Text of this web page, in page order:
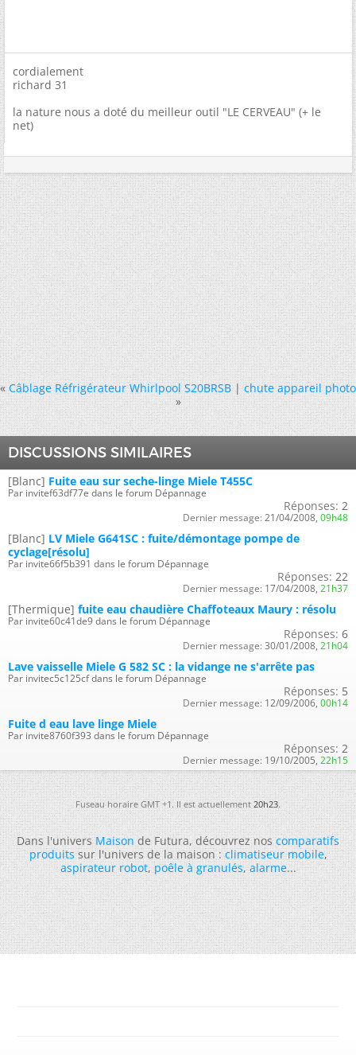
cordialement
richard 31
la nature nous a doté du meilleur outil "LE CERVEAU" (+ le
net)
« Câblage Réfrigérateur Whirlpool S20BRSB|chute appareil photo
»
DISCUSSIONS SIMILAIRES
[Blanc] Fuite eau sur seche-linge Miele T455C
Par invitef63df77e dans le forum Dépannage
Réponses: 2
Dernier message: 21/04/2008, 09h48
[Blanc] LV Miele G641SC : fuite/démontage pompe de
cyclage[résolu]
Par invite66f5b391 dans le forum Dépannage
Réponses: 22
Dernier message: 17/04/2008, 21h37
[Thermique] fuite eau chaudière Chaffoteaux Maury : résolu
Par invite60c41de9 dans le forum Dépannage
Réponses: 6
Dernier message: 30/01/2008, 21h04
Lave vaisselle Miele G 582 SC : la vidange ne s'arrête pas
Par invitec5c125cf dans le forum Dépannage
Réponses: 5
Dernier message: 12/09/2006, 00h14
Fuite d eau lave linge Miele
Par invite8760f393 dans le forum Dépannage
Réponses: 2
Dernier message: 19/10/2005, 22h15
Fuseau horaire GMT +1. Il est actuellement20h23.
Dans l'universMaisonde Futura, découvrez noscomparatifs
produitssur l'univers de la maison :climatiseur mobile,
aspirateur robot,poêle à granulés,alarme...